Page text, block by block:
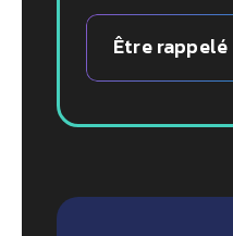
Être rappelé